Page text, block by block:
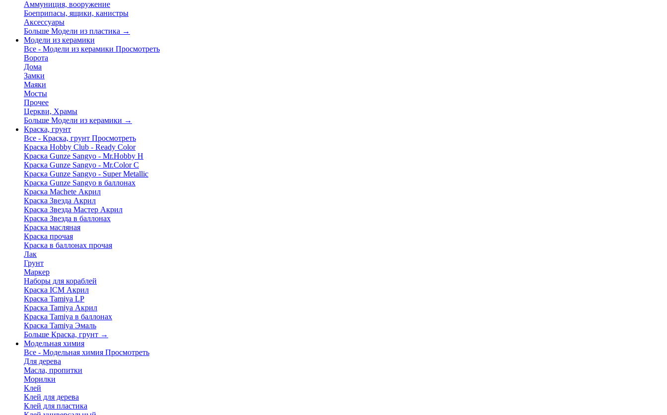
Аммуниция, вооружение
Боеприпасы, ящики, канистры
Аксессуары
Больше Модели из пластика →
Модели из керамики
Все - Модели из керамики Просмотреть
Ворота
Дома
Замки
Маяки
Мосты
Прочее
Церкви, Храмы
Больше Модели из керамики →
Краска, грунт
Все - Краска, грунт Просмотреть
Краска Hobby Club - Ready Color
Краска Gunze Sangyo - Mr.Hobby H
Краска Gunze Sangyo - Mr.Color C
Краска Gunze Sangyo - Super Metallic
Краска Gunze Sangyo в баллонах
Краска Machete Акрил
Краска Звезда Акрил
Краска Звезда Мастер Акрил
Краска Звезда в баллонах
Краска масляная
Краска прочая
Краска в баллонах прочая
Лак
Грунт
Маркер
Наборы для кораблей
Краска ICM Акрил
Краска Tamiya LP
Краска Tamiya Акрил
Краска Tamiya в баллонах
Краска Tamiya Эмаль
Больше Краска, грунт →
Модельная химия
Все - Модельная химия Просмотреть
Для дерева
Масла, пропитки
Морилки
Клей
Клей для дерева
Клей для пластика